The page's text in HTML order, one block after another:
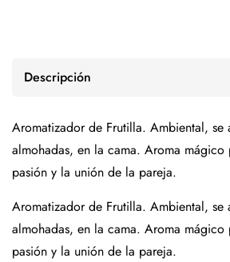
Descripción
Aromatizador de Frutilla. Ambiental, se
almohadas, en la cama. Aroma mágico
pasión y la unión de la pareja.
Aromatizador de Frutilla. Ambiental, se
almohadas, en la cama. Aroma mágico
pasión y la unión de la pareja.